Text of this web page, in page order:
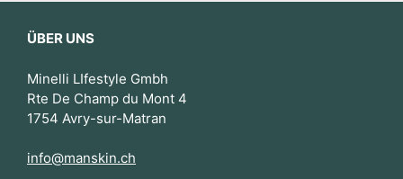
ÜBER UNS
Minelli LIfestyle Gmbh
Rte De Champ du Mont 4
1754 Avry-sur-Matran
info@manskin.ch